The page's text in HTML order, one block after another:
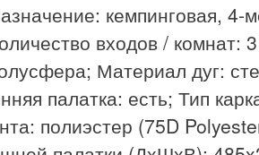
кемпинговая, 4-
входов / комнат:
Материал дуг:
палатка: есть; Тип
полиэстер (75D